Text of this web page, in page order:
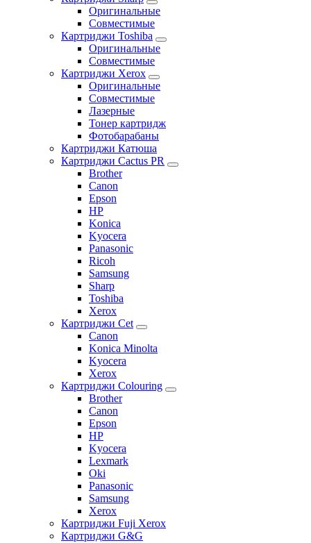
Оригинальные
Совместимые
Картриджи Toshiba
Оригинальные
Совместимые
Картриджи Xerox
Оригинальные
Совместимые
Лазерные
Тонер картридж
Фотобарабаны
Картриджи Катюша
Картриджи Cactus PR
Brother
Canon
Epson
HP
Konica
Kyocera
Panasonic
Ricoh
Samsung
Sharp
Toshiba
Xerox
Картриджи Cet
Canon
Konica Minolta
Kyocera
Xerox
Картриджи Colouring
Brother
Canon
Epson
HP
Kyocera
Lexmark
Oki
Panasonic
Samsung
Xerox
Картриджи Fuji Xerox
Картриджи G&G